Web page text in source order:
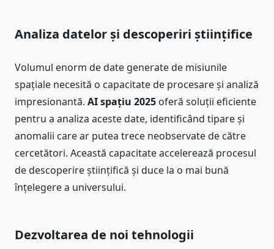
Analiza datelor și descoperiri științifice
Volumul enorm de date generate de misiunile
spațiale necesită o capacitate de procesare și analiză
impresionantă. AI spațiu 2025 oferă soluții eficiente
pentru a analiza aceste date, identificând tipare și
anomalii care ar putea trece neobservate de către
cercetători. Această capacitate accelerează procesul
de descoperire științifică și duce la o mai bună
înțelegere a universului.
Dezvoltarea de noi tehnologii